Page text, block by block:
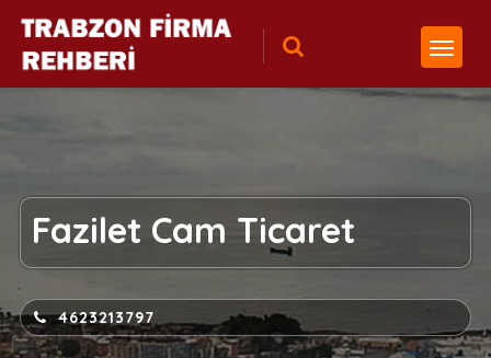
Fazilet Cam Ticaret
4623213797